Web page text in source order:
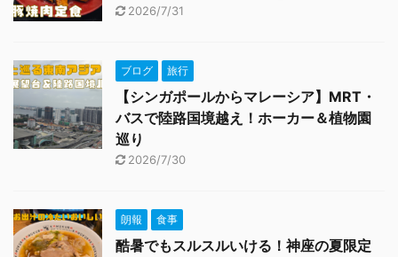
2026/7/31
ブログ 旅行
【シンガポールからマレーシア】MRT・
バスで陸路国境越え！ホーカー＆植物園
巡り
2026/7/30
朗報 食事
酷暑でもスルスルいける！神座の夏限定